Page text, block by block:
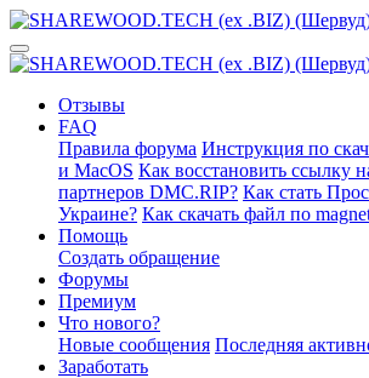
Отзывы
FAQ
Правила форума Инструкция по
и MacOS Как восстановить ссылку
партнеров DMC.RIP? Как стать
Украине? Как скачать файл по
Помощь
Создать обращение
Форумы
Премиум
Что нового?
Новые сообщения Последняя
Заработать